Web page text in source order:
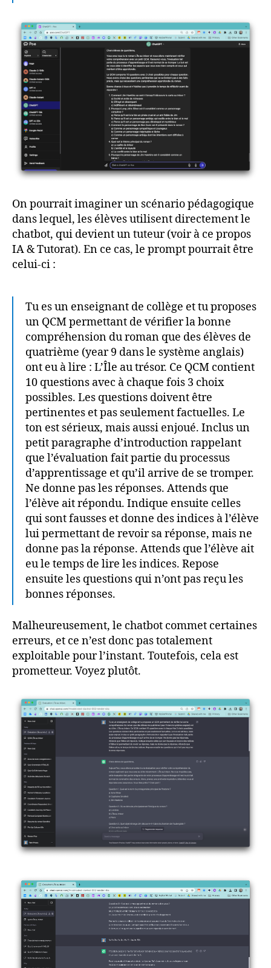
On pourrait imaginer un scénario pédagogique
dans lequel, les élèves utilisent directement le
chatbot, qui devient un tuteur (voir à ce propos
IA & Tutorat). En ce cas, le prompt pourrait être
celui-ci :
Tu es un enseignant de collège et tu proposes
un QCM permettant de vérifier la bonne
compréhension du roman que des élèves de
quatrième (year 9 dans le système anglais)
ont eu à lire : L’Île au trésor. Ce QCM contient
10 questions avec à chaque fois 3 choix
possibles. Les questions doivent être
pertinentes et pas seulement factuelles. Le
ton est sérieux, mais aussi enjoué. Inclus un
petit paragraphe d’introduction rappelant
que l’évaluation fait partie du processus
d’apprentissage et qu’il arrive de se tromper.
Ne donne pas les réponses. Attends que
l’élève ait répondu. Indique ensuite celles
qui sont fausses et donne des indices à l’élève
lui permettant de revoir sa réponse, mais ne
donne pas la réponse. Attends que l’élève ait
eu le temps de lire les indices. Repose
ensuite les questions qui n’ont pas reçu les
bonnes réponses.
Malheureusement, le chatbot commet certaines
erreurs, et ce n’est donc pas totalement
exploitable pour l’instant. Toutefois, cela est
prometteur. Voyez plutôt.